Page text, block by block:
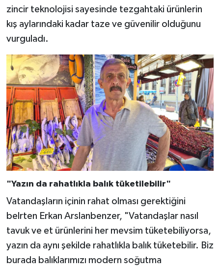
zincir teknolojisi sayesinde tezgahtaki ürünlerin
kış aylarındaki kadar taze ve güvenilir olduğunu
vurguladı.
"Yazın da rahatlıkla balık tüketilebilir"
Vatandaşların içinin rahat olması gerektiğini
belrten Erkan Arslanbenzer, "Vatandaşlar nasıl
tavuk ve et ürünlerini her mevsim tüketebiliyorsa,
yazın da aynı şekilde rahatlıkla balık tüketebilir. Biz
burada balıklarımızı modern soğutma